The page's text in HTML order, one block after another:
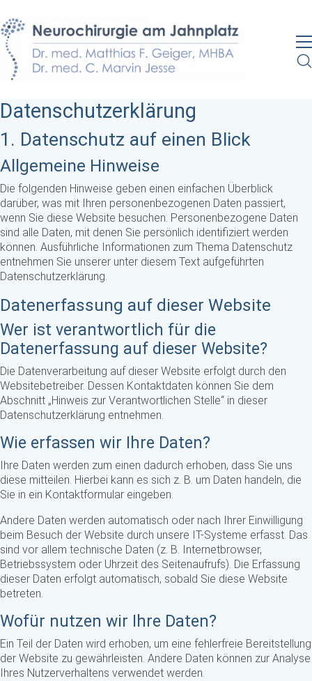
Datenschutz­erklärung
1. Datenschutz auf einen Blick
Allgemeine Hinweise
Die folgenden Hinweise geben einen einfachen Überblick
darüber, was mit Ihren personenbezogenen Daten passiert,
wenn Sie diese Website besuchen. Personenbezogene Daten
sind alle Daten, mit denen Sie persönlich identifiziert werden
können. Ausführliche Informationen zum Thema Datenschutz
entnehmen Sie unserer unter diesem Text aufgeführten
Datenschutzerklärung.
Datenerfassung auf dieser Website
Wer ist verantwortlich für die
Datenerfassung auf dieser Website?
Die Datenverarbeitung auf dieser Website erfolgt durch den
Websitebetreiber. Dessen Kontaktdaten können Sie dem
Abschnitt „Hinweis zur Verantwortlichen Stelle“ in dieser
Datenschutzerklärung entnehmen.
Wie erfassen wir Ihre Daten?
Ihre Daten werden zum einen dadurch erhoben, dass Sie uns
diese mitteilen. Hierbei kann es sich z. B. um Daten handeln, die
Sie in ein Kontaktformular eingeben.
Andere Daten werden automatisch oder nach Ihrer Einwilligung
beim Besuch der Website durch unsere IT-Systeme erfasst. Das
sind vor allem technische Daten (z. B. Internetbrowser,
Betriebssystem oder Uhrzeit des Seitenaufrufs). Die Erfassung
dieser Daten erfolgt automatisch, sobald Sie diese Website
betreten.
Wofür nutzen wir Ihre Daten?
Ein Teil der Daten wird erhoben, um eine fehlerfreie Bereitstellung
der Website zu gewährleisten. Andere Daten können zur Analyse
Ihres Nutzerverhaltens verwendet werden.